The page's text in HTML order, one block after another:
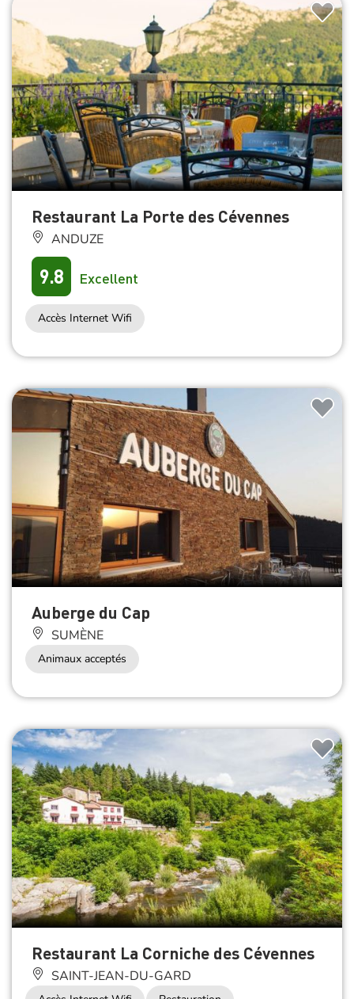
Restaurant La Porte des Cévennes
ANDUZE
9.8 Excellent
Accès Internet Wifi
Auberge du Cap
SUMÈNE
Animaux acceptés
Restaurant La Corniche des Cévennes
SAINT-JEAN-DU-GARD